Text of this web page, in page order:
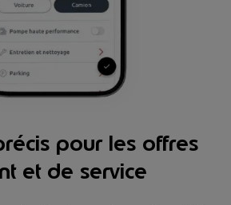
pour les offres
et de service